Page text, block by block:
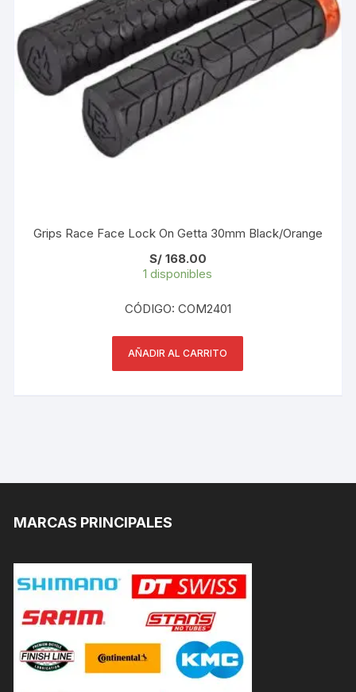
Grips Race Face Lock On Getta 30mm Black/Orange
S/168.00
1 disponibles
CÓDIGO: COM2401
AÑADIR AL CARRITO
MARCAS PRINCIPALES